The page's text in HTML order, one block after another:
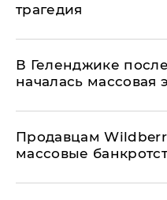
трагедия
В Геленджике
началась массовая
Продавцам
массовые